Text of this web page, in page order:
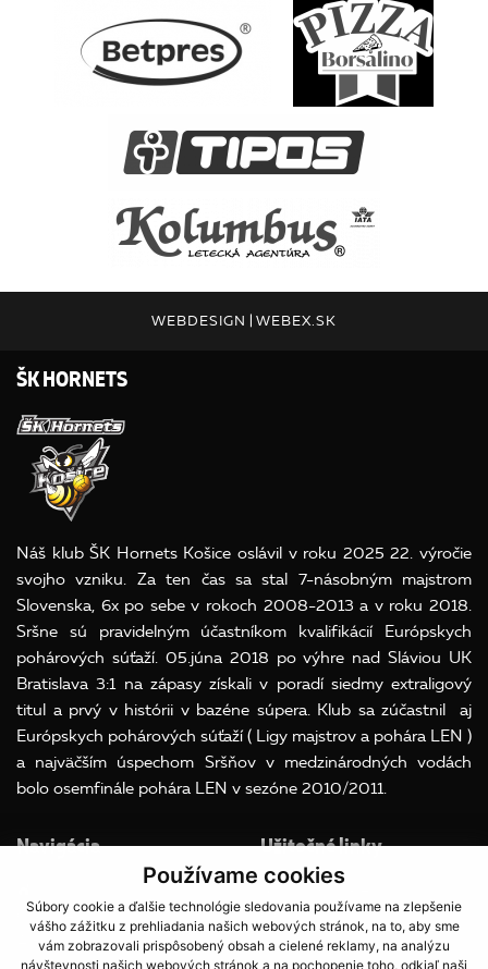
Používame cookies
Súbory cookie a ďalšie technológie sledovania používame na zlepšenie
vášho zážitku z prehliadania našich webových stránok, na to, aby sme
vám zobrazovali prispôsobený obsah a cielené reklamy, na analýzu
návštevnosti našich webových stránok a na pochopenie toho, odkiaľ naši
WEBDESIGN WEBEX.SK
ŠK HORNETS
Náš klub ŠK Hornets Košice oslávil v roku 2025 22. výročie
svojho vzniku. Za ten čas sa stal 7-násobným majstrom
Slovenska, 6x po sebe v rokoch 2008-2013 a v roku 2018.
Sršne sú pravidelným účastníkom kvalifikácií Európskych
pohárových súťaží. 05.júna 2018 po výhre nad Sláviou UK
Bratislava 3:1 na zápasy získali v poradí siedmy extraligový
titul a prvý v histórii v bazéne súpera. Klub sa zúčastnil aj
Európskych pohárových súťaží ( Ligy majstrov a pohára LEN )
a najväčším úspechom Sršňov v medzinárodných vodách
bolo osemfinále pohára LEN v sezóne 2010/2011.
Navigácia
O klube
A team
Užitočné linky
Súbory Cookies
OOU